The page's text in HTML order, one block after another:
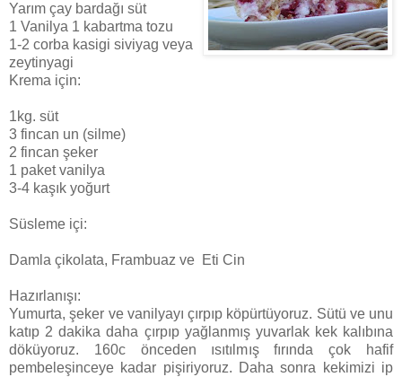
Yarım çay bardağı süt
1 Vanilya 1 kabartma tozu
1-2 corba kasigi siviyag veya
zeytinyagi
Krema için:
1kg. süt
3 fincan un (silme)
2 fincan şeker
1 paket vanilya
3-4 kaşık yoğurt
Süsleme içi:
Damla çikolata, Frambuaz ve Eti Cin
Hazırlanışı:
Yumurta, şeker ve vanilyayı çırpıp köpürtüyoruz. Sütü ve unu
katıp 2 dakika daha çırpıp yağlanmış yuvarlak kek kalıbına
döküyoruz. 160c önceden ısıtılmış fırında çok hafif
pembeleşinceye kadar pişiriyoruz. Daha sonra kekimizi ip